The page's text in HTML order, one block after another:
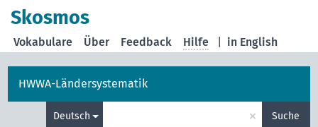
Skosmos
in English
Vokabulare Über Feedback Hilfe
HWWA-Ländersystematik
Deutsch × Suche